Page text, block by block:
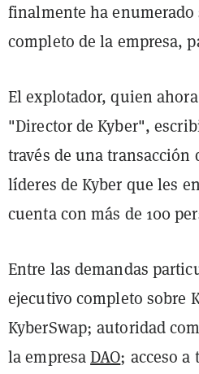
finalmente ha
completo de la empresa,
El explotador, quien
"Director de Kyber",
través de una transacción
líderes de Kyber que les
cuenta con más de 100
Entre las demandas
ejecutivo completo sobre
KyberSwap; autoridad
la empresaDAO; acceso